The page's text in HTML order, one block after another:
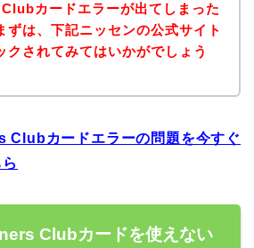
カードエラーが出てしまった
ずは、下記ニッセンの公式サイト
クされてみてはいかがでしょう
Clubカードエラーの問題を今すぐ
Clubカードを使えない